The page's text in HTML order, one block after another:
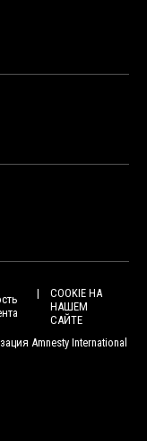
COOKIE НА
НАШЕМ
САЙТЕ
Amnesty International